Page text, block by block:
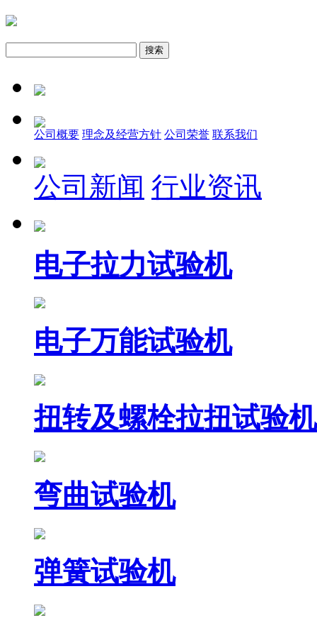
公司概要 理念及经营方针 公司荣誉 联系我们
公司新闻 行业资讯
电子拉力试验机
电子万能试验机
扭转及螺栓拉扭试验机
弯曲试验机
弹簧试验机